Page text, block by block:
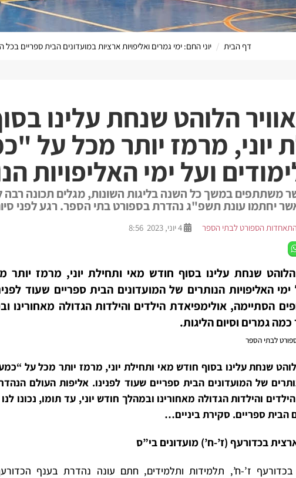
דף הבית יוני החם: ימי גמרים ואליפויות ארציות במועדונים הבית ספריים בכל
הערוץ
הלוהט שנחת עלינו
יוני, מרמז יותר מכל על
ועל ימי האליפויות
משתתפים במשך כל השנה בליגות השונות, מגלים תכונה
יחתמו עונת תשפ"ג נהדרת בספורט בתי הספר. רגע לפני
הספורט לבתי הספר 4 יוני, 2023 8:56
הלוהט שנחת עלינו בסוף חודש מאי ותחילת יוני, מרמז
ימי האליפויות הנותרים של המועדונים הבית ספריים שעוד
הסתיימה, אולימפיאדת הילדים והילדות הגדולה מאחורינו
כמה גמרים וסיום הליגות.
לבתי הספר
שנחת עלינו בסוף חודש מאי ותחילת יוני, מרמז יותר מכל על
של המועדונים הבית ספריים שעוד לפנינו. אליפות העולם
והילדות הגדולה מאחורינו ובמהלך חודש יוני, עד תומו, נכונו
הבית ספריים. סקירת ביניים…
בכדורעף (ז’-ח’) מועדונים בי”ס
ז’-ח’, תלמידות ותלמידים, חתם עונה נהדרת בענף